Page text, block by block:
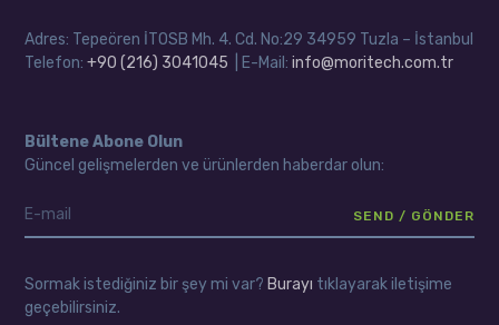
Adres: Tepeören İTOSB Mh. 4. Cd. No:29 34959 Tuzla – İstanbul
Telefon:+90 (216) 3041045 | E-Mail:info@moritech.com.tr
Bültene Abone Olun
Güncel gelişmelerden ve ürünlerden haberdar olun:
Sormak istediğiniz bir şey mi var? Burayı tıklayarak iletişime
geçebilirsiniz.